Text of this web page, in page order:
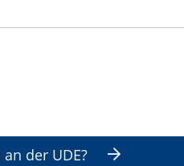
an der UDE?